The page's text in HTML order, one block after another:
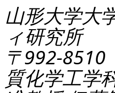
山形大学大
ィ研究所
〒992-
質化学工学